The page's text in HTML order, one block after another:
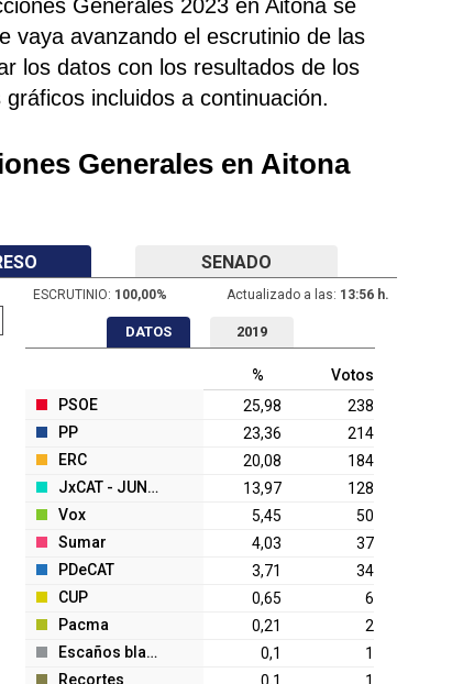
Generales 2023 en Aitona se
vaya avanzando el escrutinio de las
los datos con los resultados de los
incluidos a continuación.
Generales en Aitona
SENADO
ESCRUTINIO: 100,00% Actualizado a las: 13:56 h.
DATOS 2019
%
Votos
PSOE
25,98
238
PP
23,36
214
ERC
20,08
184
JxCAT - JUNTS
13,97
128
Vox
5,45
50
Sumar
4,03
37
PDeCAT
3,71
34
CUP
0,65
6
Pacma
0,21
2
Escaños blanco
0,1
1
Recortes
0,1
1